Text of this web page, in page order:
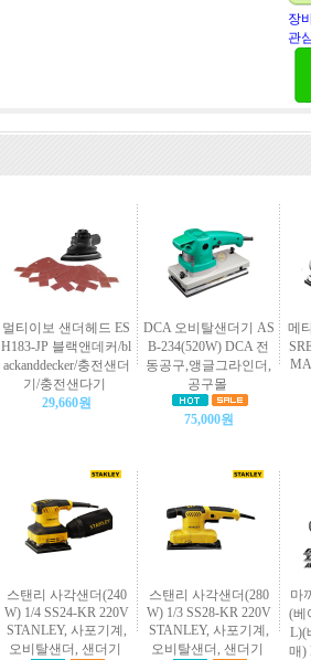
장
관
멀티이보 샌더헤드 ES
H183-JP 블랙앤데커/bl
ackanddecker/충전샌더
기/충전샌다기
29,660원
DCA 오비탈샌더기 AS
B-234(520W) DCA 전
동공구,앵글그라인더,
공구몰
75,000원
메
스탠리 사각샌더(240
W) 1/4 SS24-KR 220V
STANLEY, 사포기계,
오비탈샌더, 샌더기
스탠리 사각샌더(280
W) 1/3 SS28-KR 220V
STANLEY, 사포기계,
오비탈샌더, 샌더기
마
(베
L)(
매)